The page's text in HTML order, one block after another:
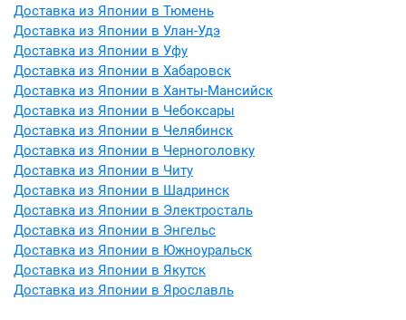
Доставка из Японии в Тюмень
Доставка из Японии в Улан-Удэ
Доставка из Японии в Уфу
Доставка из Японии в Хабаровск
Доставка из Японии в Ханты-Мансийск
Доставка из Японии в Чебоксары
Доставка из Японии в Челябинск
Доставка из Японии в Черноголовку
Доставка из Японии в Читу
Доставка из Японии в Шадринск
Доставка из Японии в Электросталь
Доставка из Японии в Энгельс
Доставка из Японии в Южноуральск
Доставка из Японии в Якутск
Доставка из Японии в Ярославль